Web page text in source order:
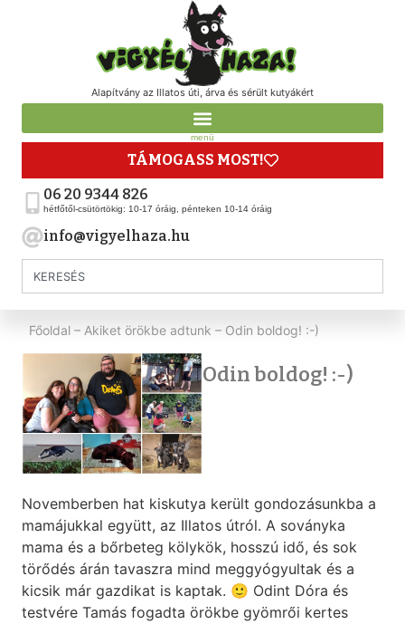
Alapítvány az Illatos úti, árva és sérült kutyákért
menü
TÁMOGASS MOST!
06 20 9344 826
hétfőtől-csütörtökig: 10-17 óráig, pénteken 10-14 óráig
info@vigyelhaza.hu
Főoldal – Akiket örökbe adtunk – Odin boldog! :-)
Odin boldog! :-)
Novemberben hat kiskutya került gondozásunkba a
mamájukkal együtt, az Illatos útról. A soványka
mama és a bőrbeteg kölykök, hosszú idő, és sok
törődés árán tavaszra mind meggyógyultak és a
kicsik már gazdikat is kaptak. 🙂 Odint Dóra és
testvére Tamás fogadta örökbe gyömrői kertes